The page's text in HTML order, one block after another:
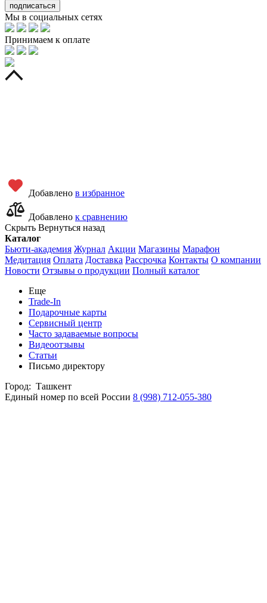
подписаться
Мы в социальных сетях
Принимаем к оплате
Добавлено в избранное
Добавлено к сравнению
Скрыть Вернуться назад
Каталог
Бьюти-академия Журнал Акции Магазины Марафон
Медитация Оплата Доставка Рассрочка Контакты О компании
Новости Отзывы о продукции Полный каталог
Еще
Trade-In
Подарочные карты
Сервисный центр
Часто задаваемые вопросы
Видеоотзывы
Статьи
Письмо директору
Город: Ташкент
Единый номер по всей России 8 (998) 712-055-380